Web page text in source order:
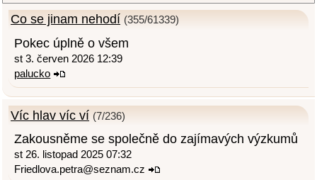
Co se jinam nehodí (355/61339)
Pokec úplně o všem
st 3. červen 2026 12:39
palucko
Víc hlav víc ví (7/236)
Zakousněme se společně do zajímavých výzkumů
st 26. listopad 2025 07:32
Friedlova.petra@seznam.cz